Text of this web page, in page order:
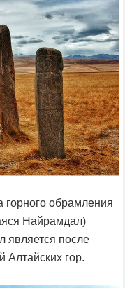
горного обрамления
Найрамдал)
является после
Алтайских гор.